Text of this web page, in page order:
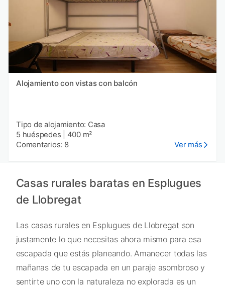
Alojamiento con vistas con balcón
Tipo de alojamiento: Casa
5 huéspedes
400 m²
Comentarios: 8
Ver más
Casas rurales baratas en Esplugues
de Llobregat
Las casas rurales en Esplugues de Llobregat son
justamente lo que necesitas ahora mismo para esa
escapada que estás planeando. Amanecer todas las
mañanas de tu escapada en un paraje asombroso y
sentirte uno con la naturaleza no explorada es un